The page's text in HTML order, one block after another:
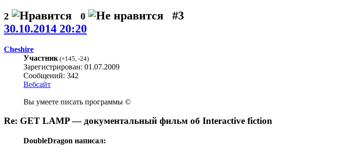
2 0
#3
30.10.2014 20:20
Cheshire
Участник(+145, -24)
Зарегистрирован: 01.07.2009
Сообщений: 342
Вебсайт
Вы умеете писать программы ©
Re: GET LAMP — документальный фильм об Interactive fiction
DoubleDragon написал: